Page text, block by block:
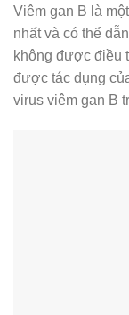
Viêm gan B là
nhất và có thể
không được điều
được tác dụng
virus viêm gan B